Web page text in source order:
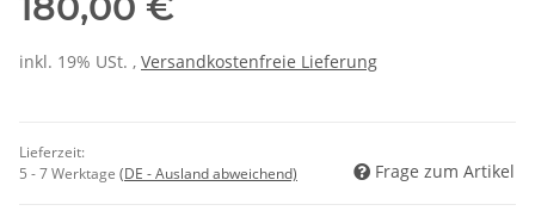
inkl. 19% USt. , Versandkostenfreie Lieferung
Lieferzeit:
5 - 7 Werktage (DE - Ausland abweichend) Frage zum Artikel